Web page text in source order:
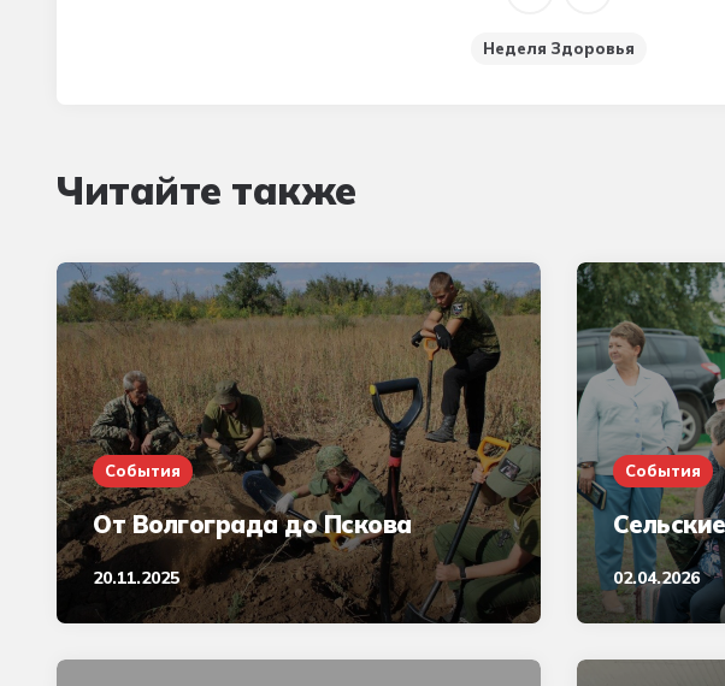
Неделя Здоровья
Читайте также
События
От Волгограда до Пскова
20.11.2025
События
02.04.2026